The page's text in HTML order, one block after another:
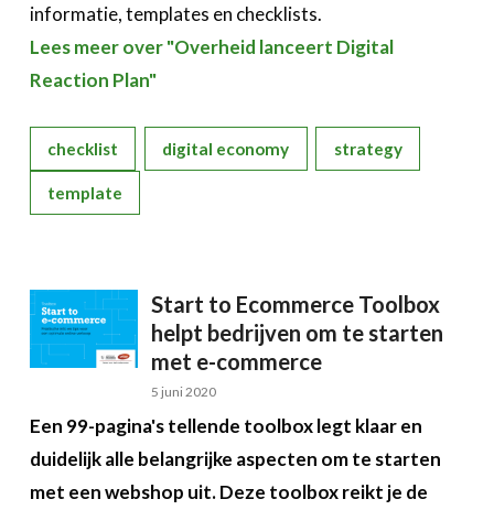
informatie, templates en checklists.
Lees meer over "Overheid lanceert Digital
Reaction Plan"
checklist digital economy strategy
template
Start to Ecommerce Toolbox
helpt bedrijven om te starten
met e-commerce
5 juni 2020
Een 99-pagina's tellende toolbox legt klaar en
duidelijk alle belangrijke aspecten om te starten
met een webshop uit. Deze toolbox reikt je de